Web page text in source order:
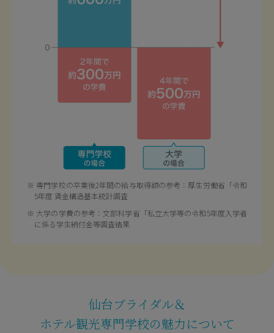
専門学校の卒業後2年間の給与取得額の参考：厚生労働省「令和
5年度 賃金構造基本統計調査
大学の学費の参考：文部科学省「私立大学等の令和5年度入学者
に係る学生納付金等調査結果
仙台ブライダル＆
ホテル観光専門学校の魅力について